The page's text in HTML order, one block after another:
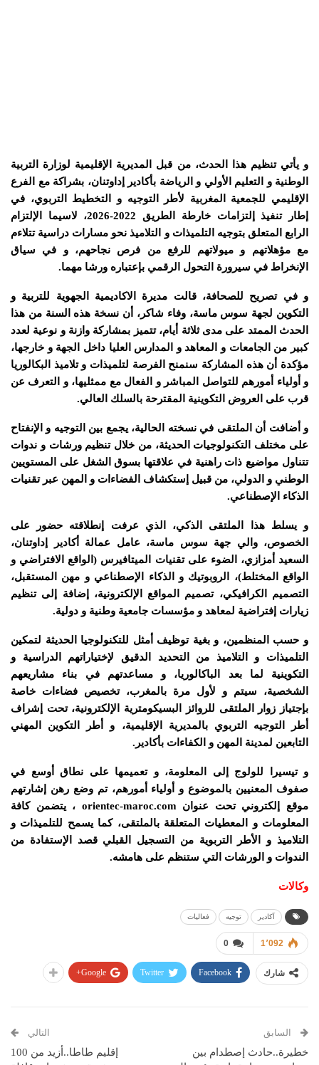
و يأتي تنظيم هذا الحدث، من قبل المديرية الإقليمية لوزارة التربية
الوطنية و التعليم الأولي و الرياضة بأكادير إداوتنان، بشراكة مع الفرع
الإقليمي للجمعية المغربية لأطر التوجيه و التخطيط التربوي، في
إطار تنفيذ إلتزامات خارطة الطريق 2022-2026، لاسيما الإلتزام
الرابع المتعلق بتوجيه التلميذات و التلاميذ نحو مسارات دراسية تتلاءم
مع مؤهلاتهم و ميولاتهم للرفع من فرص نجاحهم، و في سياق
الإنخراط في سيرورة التحول الرقمي بإعتباره ورشا مهما.
و في تصريح للصحافة، قالت مديرة الاكاديمية الجهوية للتربية و
التكوين لجهة سوس ماسة، وفاء شاكر، أن نسخة هذه السنة من هذا
الحدث الممتد على مدى ثلاثة أيام، تتميز بمشاركة وازنة و نوعية لعدد
كبير من الجامعات و المعاهد و المدارس العليا داخل الجهة و خارجها،
مؤكدة أن هذه المشاركة سنمنح الفرصة لتلميذات و تلاميذ البكالوريا
و أولياء أمورهم للتواصل المباشر و الفعال مع ممثليها، و التعرف عن
قرب على العروض التكوينية المقترحة بالسلك العالي.
و أضافت أن الملتقى في نسخته الحالية، يجمع بين التوجيه و الإنفتاح
على مختلف التكنولوجيات الحديثة، من خلال تنظيم ورشات و ندوات
تتناول مواضيع ذات راهنية في علاقتها بسوق الشغل على المستويين
الوطني و الدولي، من قبيل إستكشاف الفضاءات و المهن عبر تقنيات
الذكاء الإصطناعي.
و يسلط هذا الملتقى الذكي، الذي عرفت إنطلاقته حضور على
الخصوص، والي جهة سوس ماسة، عامل عمالة أكادير إداوتنان،
السعيد أمزازي، الضوء على تقنيات الميتافيرس (الواقع الافتراضي و
الواقع المختلط)، الروبوتيك و الذكاء الإصطناعي و مهن المستقبل،
التصميم الكرافيكي، تصميم المواقع الإلكترونية، إضافة إلى تنظيم
زيارات إفتراضية لمعاهد و مؤسسات جامعية وطنية و دولية.
و حسب المنظمين، و بغية توظيف أمثل للتكنولوجيا الحديثة لتمكين
التلميذات و التلاميذ من التحديد الدقيق لإختياراتهم الدراسية و
التكوينية لما بعد الباكالوريا، و مساعدتهم في بناء مشاريعهم
الشخصية، سيتم و لأول مرة بالمغرب، تخصيص فضاءات خاصة
بإجتياز زوار الملتقى للروائز البسيكومترية الإلكترونية، تحت إشراف
أطر التوجيه التربوي بالمديرية الإقليمية، و أطر التكوين المهني
التابعين لمدينة المهن و الكفاءات بأكادير.
و تيسيرا للولوج إلى المعلومة، و تعميمها على نطاق أوسع في
صفوف المعنيين بالموضوع و أولياء أمورهم، تم وضع رهن إشارتهم
موقع إلكتروني تحت عنوان orientec-maroc.com ، يتضمن كافة
المعلومات و المعطيات المتعلقة بالملتقى، كما يسمح للتلميذات و
التلاميذ و الأطر التربوية من التسجيل القبلي قصد الإستفادة من
الندوات و الورشات التي ستنظم على هامشه.
وكالات
آكادير توجيه فعاليات
0 1٬092
شارك Facebook
Twitter
Google+
السابق
خطيرة..حادث إصطدام بين
التالي
إقليم طاطا..أزيد من 100